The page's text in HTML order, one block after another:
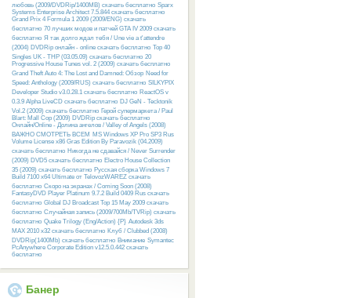
любовь (2009/DVDRip/1400MB) скачать бесплатно Sparx
Systems Enterprise Architect 7.5.844 скачать бесплатно
Grand Prix 4 Formula 1 2009 (2009/ENG) скачать
бесплатно 70 лучших модов и патчей GTA IV 2009 скачать
бесплатно Я так долго ждал тебя / Une vie a t'attendre
(2004) DVDRip онлайн - online скачать бесплатно Top 40
Singles UK - THP (03.05.09) скачать бесплатно 20
Progressive House Tunes vol. 2 (2009) скачать бесплатно
Grand Theft Auto 4: The Lost and Damned: Обзор Need for
Speed: Anthology (2009/RUS) скачать бесплатно SILKYPIX
Developer Studio v3.0.28.1 скачать бесплатно ReactOS v
0.3.9 Alpha LiveCD скачать бесплатно DJ GeN - Tecktonik
Vol.2 (2009) скачать бесплатно Герой супермаркета / Paul
Blart: Mall Cop (2009) DVDRip скачать бесплатно
Онлайн/Online - Долина ангелов / Valley of Angels (2008)
ВАЖНО СМОТРЕТЬ ВСЕМ MS Windows XP Pro SP3 Rus
Volume License x86 Gras Edition By Paravozik (04.2009)
скачать бесплатно Никогда не сдавайся / Never Surrender
(2009) DVD5 скачать бесплатно Electro House Collection
35 (2009) скачать бесплатно Русcкая сборка Windows 7
Build 7100 x64 Ultimate от TelovozWAREZ скачать
бесплатно Скоро на экранах / Coming Soon (2008)
FantasyDVD Player Platinum 9.7.2 Build 0409 Rus скачать
бесплатно Global DJ Broadcast Top 15 May 2009 скачать
бесплатно Случайная запись (2009/700Mb/TVRip) скачать
бесплатно Quake Trilogy (Eng/Action) {P} Autodesk 3ds
MAX 2010 x32 скачать бесплатно Клуб / Clubbed (2008)
DVDRip(1400Mb) скачать бесплатно Внимание Symantec
PcAnywhere Corporate Edition v12.5.0.442 скачать
бесплатно
Банер